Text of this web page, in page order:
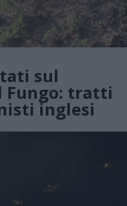
sul
Fungo: tratti
inglesi